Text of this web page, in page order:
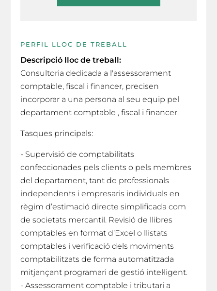
PERFIL LLOC DE TREBALL
Descripció lloc de treball:
Consultoria dedicada a l'assessorament
comptable, fiscal i financer, precisen
incorporar a una persona al seu equip pel
departament comptable , fiscal i financer.
Tasques principals:
- Supervisió de comptabilitats
confeccionades pels clients o pels membres
del departament, tant de professionals
independents i empresaris individuals en
règim d’estimació directe simplificada com
de societats mercantil. Revisió de llibres
comptables en format d’Excel o llistats
comptables i verificació dels moviments
comptabilitzats de forma automatitzada
mitjançant programari de gestió intel·ligent.
- Assessorament comptable i tributari a